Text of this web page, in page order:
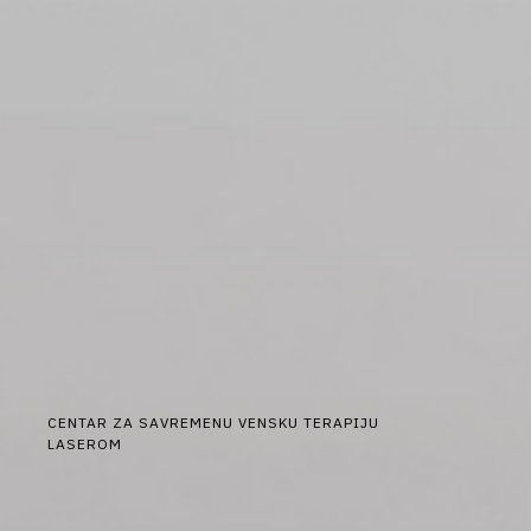
CENTAR ZA SAVREMENU VENSKU TERAPIJU
LASEROM